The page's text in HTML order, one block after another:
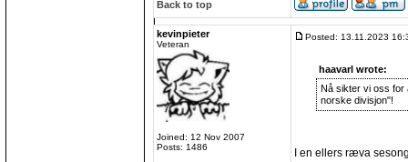
Back to top
kevinpieter
Veteran
Joined: 12 Nov 2007
Posts: 1486
Posted: 13.11.2023
haavarl wrote:
Nå sikter vi oss for
norske divisjon"!
I en ellers ræva